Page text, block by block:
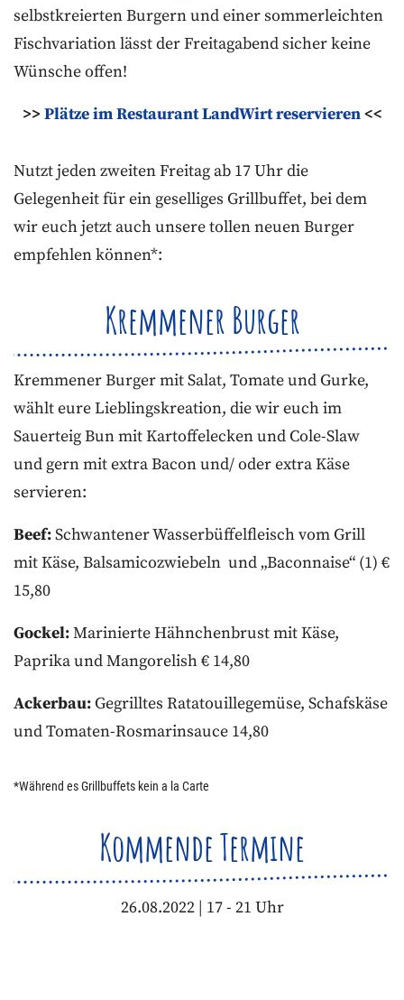
selbstkreierten Burgern und einer sommerleichten
Fischvariation lässt der Freitagabend sicher keine
Wünsche offen!
>> Plätze im Restaurant LandWirt reservieren<<
Nutzt jeden zweiten Freitag ab 17 Uhr die
Gelegenheit für ein geselliges Grillbuffet, bei dem
wir euch jetzt auch unsere tollen neuen Burger
empfehlen können*:
Kremmener Burger
Kremmener Burger mit Salat, Tomate und Gurke,
wählt eure Lieblingskreation, die wir euch im
Sauerteig Bun mit Kartoffelecken und Cole-Slaw
und gern mit extra Bacon und/ oder extra Käse
servieren:
Beef:Schwantener Wasserbüffelfleisch vom Grill
mit Käse, Balsamicozwiebeln und „Baconnaise“ (1) €
15,80
Gockel:Marinierte Hähnchenbrust mit Käse,
Paprika und Mangorelish € 14,80
Ackerbau: Gegrilltes Ratatouillegemüse, Schafskäse
und Tomaten-Rosmarinsauce 14,80
*Während es Grillbuffets kein a la Carte
Kommende Termine
26.08.2022 | 17 - 21 Uhr